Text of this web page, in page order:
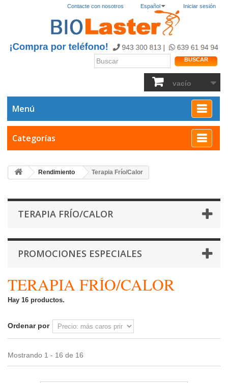
Iniciar sesión
Español
Contacte con nosotros
BUSCAR
vacío
Menú
Categorías
Rendimiento Terapia Frío/Calor
TERAPIA FRÍO/CALOR
PROMOCIONES ESPECIALES
TERAPIA FRÍO/CALOR
Hay 16 productos.
Ordenar por
Mostrando 1 - 16 de 16